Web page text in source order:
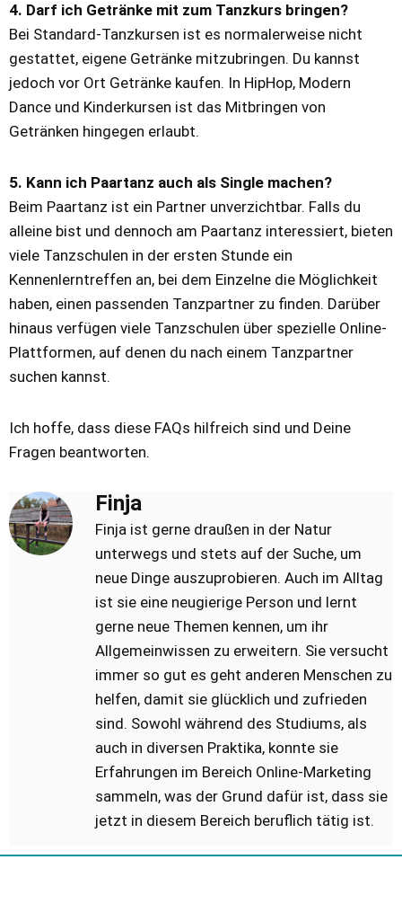
4. Darf ich Getränke mit zum Tanzkurs bringen?
Bei Standard-Tanzkursen ist es normalerweise nicht
gestattet, eigene Getränke mitzubringen. Du kannst
jedoch vor Ort Getränke kaufen. In HipHop, Modern
Dance und Kinderkursen ist das Mitbringen von
Getränken hingegen erlaubt.
5. Kann ich Paartanz auch als Single machen?
Beim Paartanz ist ein Partner unverzichtbar. Falls du
alleine bist und dennoch am Paartanz interessiert, bieten
viele Tanzschulen in der ersten Stunde ein
Kennenlerntreffen an, bei dem Einzelne die Möglichkeit
haben, einen passenden Tanzpartner zu finden. Darüber
hinaus verfügen viele Tanzschulen über spezielle Online-
Plattformen, auf denen du nach einem Tanzpartner
suchen kannst.
Ich hoffe, dass diese FAQs hilfreich sind und Deine
Fragen beantworten.
Finja
Finja ist gerne draußen in der Natur
unterwegs und stets auf der Suche, um
neue Dinge auszuprobieren. Auch im Alltag
ist sie eine neugierige Person und lernt
gerne neue Themen kennen, um ihr
Allgemeinwissen zu erweitern. Sie versucht
immer so gut es geht anderen Menschen zu
helfen, damit sie glücklich und zufrieden
sind. Sowohl während des Studiums, als
auch in diversen Praktika, konnte sie
Erfahrungen im Bereich Online-Marketing
sammeln, was der Grund dafür ist, dass sie
jetzt in diesem Bereich beruflich tätig ist.